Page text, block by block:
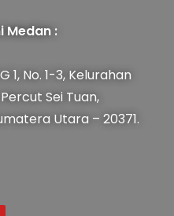
Medan :
1, No. 1-3, Kelurahan
Sei Tuan,
Utara – 20371.